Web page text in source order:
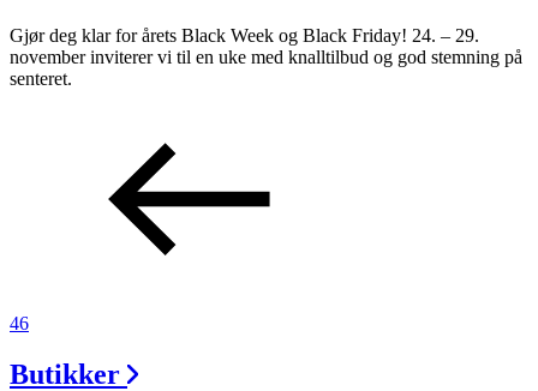
Mat og drikke
Merker
Inspirasjon
Gjør deg klar for årets Black Week og Black Friday! 24. – 29.
november inviterer vi til en uke med knalltilbud og god stemning på
senteret.
46
Butikker